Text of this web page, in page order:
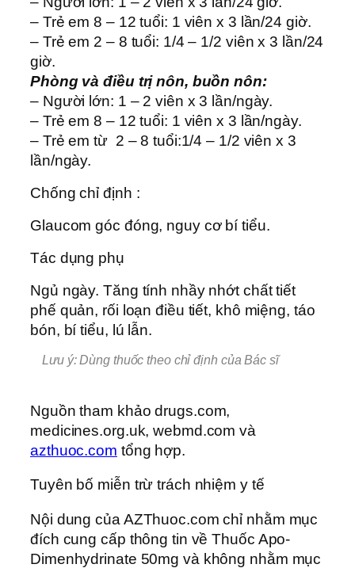
– Trẻ em 8 – 12 tuổi: 1 viên x 3 lần/24 giờ.
– Trẻ em 2 – 8 tuổi: 1/4 – 1/2 viên x 3 lần/24
giờ.
Phòng và điều trị nôn, buồn nôn:
– Người lớn: 1 – 2 viên x 3 lần/ngày.
– Trẻ em 8 – 12 tuổi: 1 viên x 3 lần/ngày.
– Trẻ em từ 2 – 8 tuổi:1/4 – 1/2 viên x 3
lần/ngày.
Chống chỉ định :
Glaucom góc đóng, nguy cơ bí tiểu.
Tác dụng phụ
Ngủ ngày. Tăng tính nhầy nhớt chất tiết
phế quản, rối loạn điều tiết, khô miệng, táo
bón, bí tiểu, lú lẫn.
Lưu ý: Dùng thuốc theo chỉ định của Bác sĩ
Nguồn tham khảo drugs.com,
medicines.org.uk, webmd.com và
azthuoc.com tổng hợp.
Tuyên bố miễn trừ trách nhiệm y tế
Nội dung của AZThuoc.com chỉ nhằm mục
đích cung cấp thông tin về Thuốc Apo-
Dimenhydrinate 50mg và không nhằm mục